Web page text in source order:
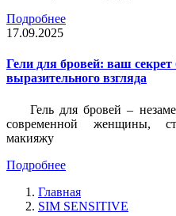
Подробнее
17.09.2025
Гели для бровей: ваш
выразительного взгляда
Гель для бровей –
современной женщины,
макияжу
Подробнее
Главная
SIM SENSITIVE